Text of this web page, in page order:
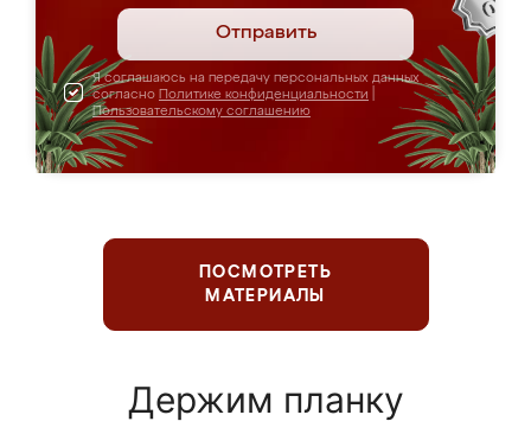
Отправить
Я соглашаюсь на передачу персональных данных
согласно Политике конфиденциальности
Пользовательскому соглашению
ПОСМОТРЕТЬ
МАТЕРИАЛЫ
Держим планку